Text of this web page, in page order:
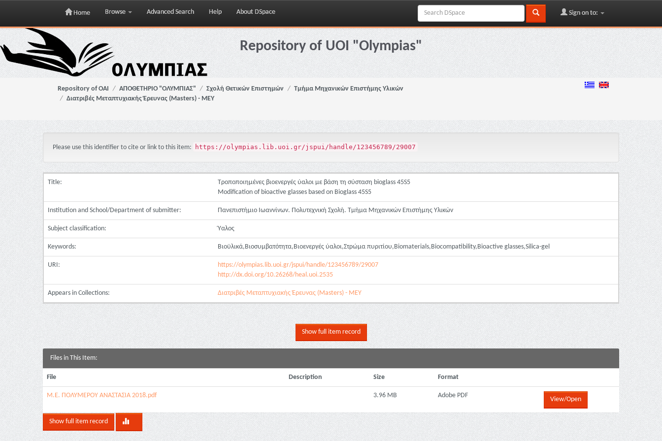
Skip
navigation
Home Browse Advanced Search Help About DSpace Sign on to:
Repository of UOI "Olympias"
Repository of OAI ΑΠΟΘΕΤΗΡΙΟ "ΟΛΥΜΠΙΑΣ" Σχολή Θετικών Επιστημών
Τμήμα Μηχανικών Επιστήμης Υλικών
Διατριβές Μεταπτυχιακής Έρευνας (Masters) - ΜΕΥ
Please use this identifier to cite or link to this item: https://olympias.lib.uoi.gr/jspui/handle/123456789/29007
Title:
Τροποποιημένες βιοενεργές ύαλοι με βάση τη σύσταση bioglass 45S5
Modification of bioactive glasses based on Bioglass 45S5
Institution and School/Department of submitter: Πανεπιστήμιο Ιωαννίνων. Πολυτεχνική Σχολή. Τμήμα Μηχανικών Επιστήμης Υλικών
Subject classification: Ύαλος
Keywords: Βιοϋλικά,Βιοσυμβατότητα,Βιοενεργές ύαλοι,Στρώμα πυριτίου,Biomaterials,Biocompatibility,Bioactive glasses,Silica-gel
URI:
https://olympias.lib.uoi.gr/jspui/handle/123456789/29007
http://dx.doi.org/10.26268/heal.uoi.2535
Appears in Collections: Διατριβές Μεταπτυχιακής Έρευνας (Masters) - ΜΕΥ
Show full item record
Files in This Item:
File Description Size Format
Μ.Ε. ΠΟΛΥΜΕΡΟΥ ΑΝΑΣΤΑΣΙΑ 2018.pdf 3.96 MB Adobe PDF
View/Open
Show full item record